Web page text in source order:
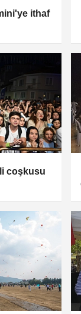
ithaf
coşkusu